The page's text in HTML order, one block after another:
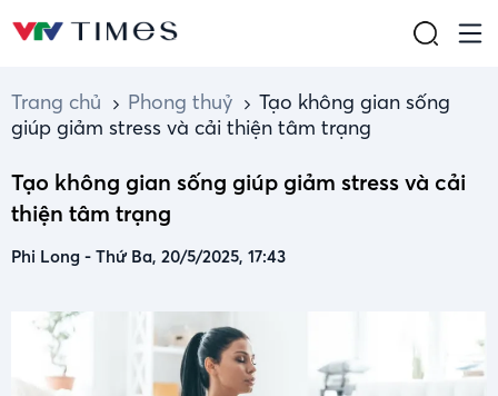
Trang chủ Phong thuỷ
Tạo không gian sống
giúp giảm stress và cải thiện tâm trạng
Tạo không gian sống giúp giảm stress và cải
thiện tâm trạng
Phi Long - Thứ Ba, 20/5/2025, 17:43